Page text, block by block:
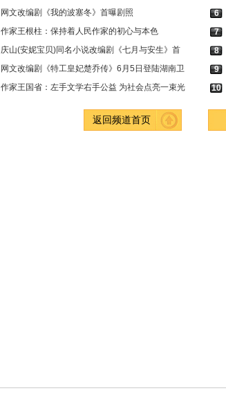
网文改编剧《我的波塞冬》首曝剧照
作家王根柱：保持着人民作家的初心与本色
庆山(安妮宝贝)同名小说改编剧《七月与安生》首
网文改编剧《特工皇妃楚乔传》6月5日登陆湖南卫
作家王国省：左手文学右手公益 为社会点亮一束光
6
7
8
9
10
返回频道首页